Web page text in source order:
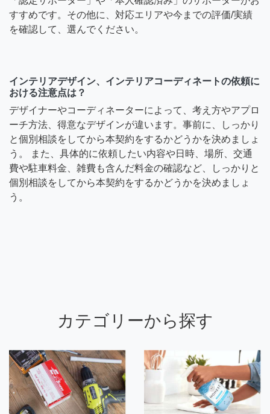
すすめです。その他に、対応エリアや今までの評価/実績
を確認して、選んでください。
インテリアデザイン、インテリアコーディネートの依頼に
おける注意点は？
デザイナーやコーディネーターによって、考え方やアプロ
ーチ方法、得意なデザインが違います。事前に、しっかり
と個別相談をしてから本契約をするかどうかを決めましょ
う。 また、具体的に依頼したい内容や日時、場所、交通
費や駐車料金、雑費も含んだ料金の確認など、しっかりと
個別相談をしてから本契約をするかどうかを決めましょ
う。
カテゴリーから探す